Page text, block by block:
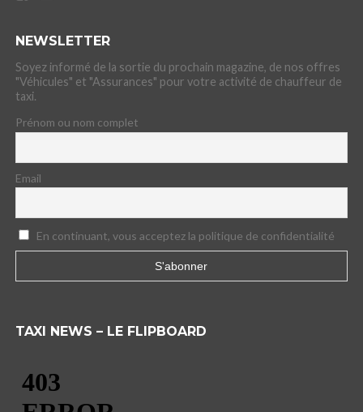
NEWSLETTER
Soyez informé de la sortie du prochain magazine, de nos offres
"Véhicules" et "Assurances" pour votre activité de chauffeur de
taxi.
Prénom ou nom complet
Email
En continuant, vous acceptez la politique de confidentialité
TAXI NEWS – LE FLIPBOARD